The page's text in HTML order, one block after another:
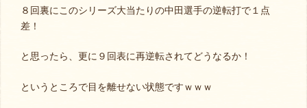
８回裏にこのシリーズ大当たりの中田選手の逆転打で１点
差！
と思ったら、更に９回表に再逆転されてどうなるか！
というところで目を離せない状態ですｗｗｗ